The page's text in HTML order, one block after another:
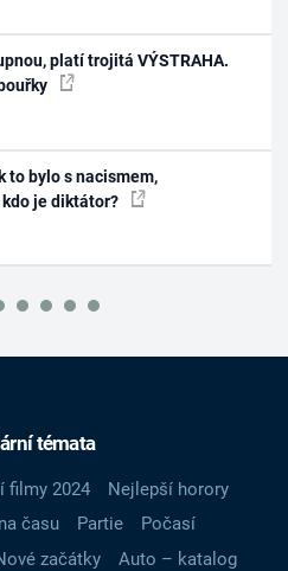
platí trojitá VÝSTRAHA.
to bylo s nacismem,
je diktátor?
témata
filmy 2024
Nejlepší horory
času Partie
Počasí
začátky
Auto – katalog